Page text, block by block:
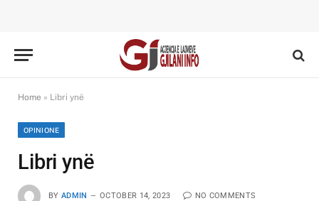
Home » Libri ynë
OPINIONE
Libri ynë
BY ADMIN OCTOBER 14, 2023 NO COMMENTS